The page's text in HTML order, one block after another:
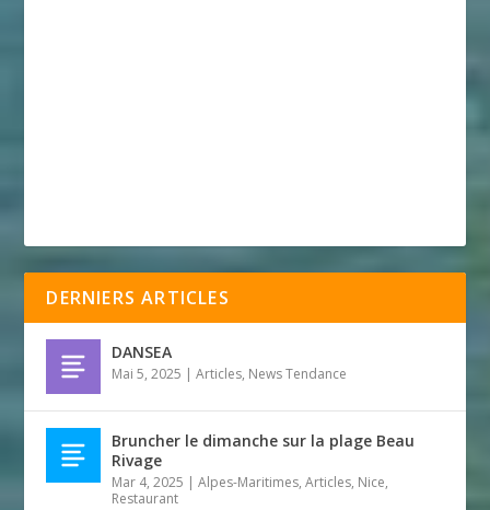
DERNIERS ARTICLES
DANSEA
Mai 5, 2025 |Articles, News Tendance
Bruncher le dimanche sur la plage Beau
Rivage
Mar 4, 2025 |Alpes-Maritimes,Articles, Nice,
Restaurant